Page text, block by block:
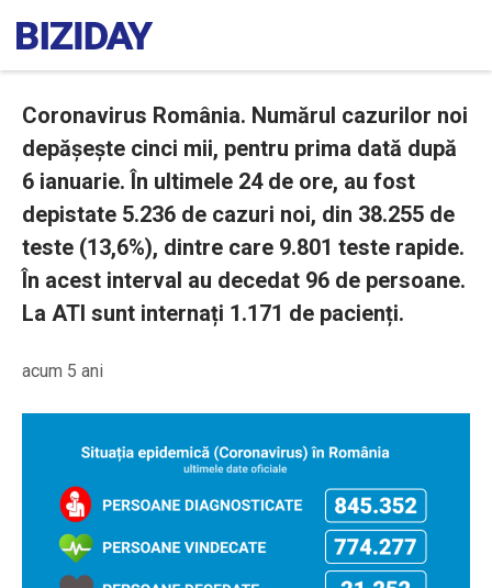
Coronavirus România. Numărul cazurilor noi
depășește cinci mii, pentru prima dată după
6 ianuarie. În ultimele 24 de ore, au fost
depistate 5.236 de cazuri noi, din 38.255 de
teste (13,6%), dintre care 9.801 teste rapide.
În acest interval au decedat 96 de persoane.
La ATI sunt internați 1.171 de pacienți.
acum 5 ani